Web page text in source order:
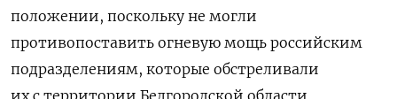
положении, поскольку не могли
противопоставить огневую мощь российским
подразделениям, которые обстреливали
их с территории Белгородской области.